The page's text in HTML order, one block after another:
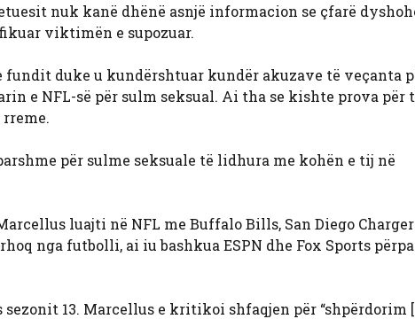
nuk kanë dhënë asnjë informacion se çfarë
viktimën e supozuar.
duke u kundërshtuar kundër akuzave të veçanta
e NFL-së për sulm seksual. Ai tha se kishte prova për
për sulme seksuale të lidhura me kohën e tij në
luajti në NFL me Buffalo Bills, San Diego
nga futbolli, ai iu bashkua ESPN dhe Fox Sports
13. Marcellus e kritikoi shfaqjen për “shpërdorim